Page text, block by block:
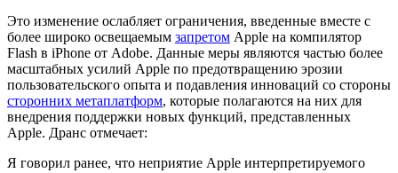
Это изменение ослабляет ограничения, введенные вместе с
более широко освещаемым запретом Apple на компилятор
Flash в iPhone от Adobe. Данные меры являются частью более
масштабных усилий Apple по предотвращению эрозии
пользовательского опыта и подавления инноваций со стороны
сторонних метаплатформ, которые полагаются на них для
внедрения поддержки новых функций, представленных
Apple. Дранс отмечает:
Я говорил ранее, что неприятие Apple интерпретируемого